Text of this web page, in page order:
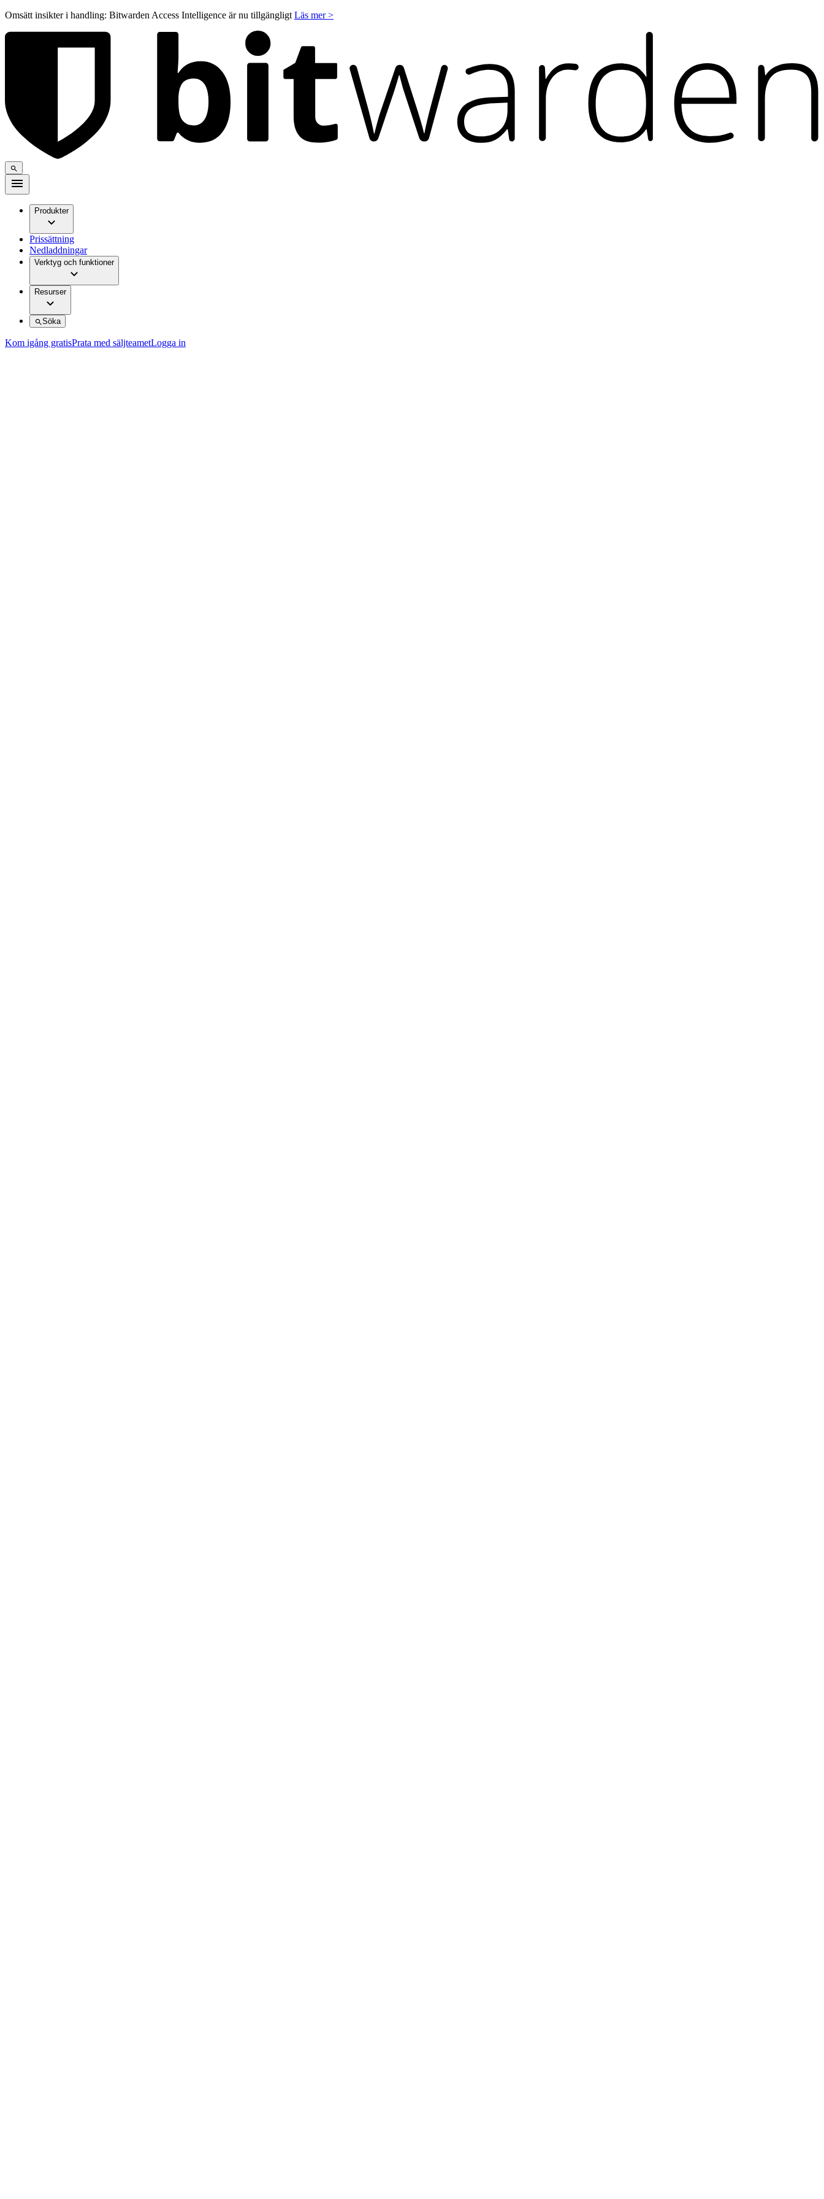
Omsätt insikter i handling: Bitwarden Access Intelligence är nu tillgängligt Läs mer >
Produkter
Prissättning
Nedladdningar
Verktyg och funktioner
Resurser
Söka
Kom igång gratisPrata med säljteametLogga in